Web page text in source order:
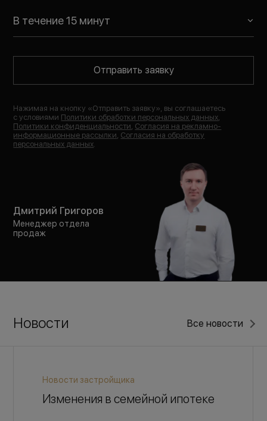
В течение 15 минут
Отправить заявку
Нажимая на кнопку «Отправить заявку», вы соглашаетесь
с условиями Политики обработки персональных данных
Политики конфиденциальности Согласия на рекламно-
информационные рассылки Согласия на обработку
персональных данных
Дмитрий Григоров
Менеджер отдела
продаж
Новости Все новости
Новости застройщика
Изменения в семейной ипотеке